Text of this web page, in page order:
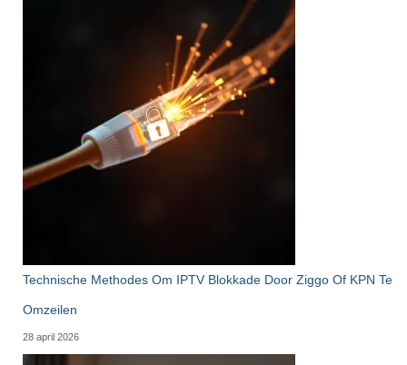
Technische Methodes Om IPTV Blokkade Door Ziggo Of KPN Te
Omzeilen
28 april 2026